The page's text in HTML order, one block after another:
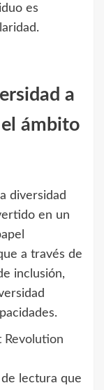
es
a
ámbito
diversidad
en un
a través de
inclusión,
Revolution
lectura que